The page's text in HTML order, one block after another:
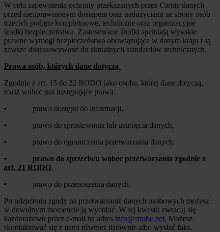
W celu zapewnienia ochrony przekazanych przez Ciebie danych
przed nieuprawnionym dostępem oraz nadużyciami ze strony osób
trzecich podjęto kompleksowe, techniczne oraz organizacyjne
środki bezpieczeństwa. Zastosowane środki spełniają wysokie
prawne wymogi bezpieczeństwa obowiązujące w danym kraju i są
zawsze dostosowywane do aktualnych standardów technicznych.
Prawa osób, których dane dotyczą
Zgodnie z art. 15 do 22 RODO jako osoba, której dane dotyczą,
masz wobec nas następujące prawa:
• prawo dostępu do informacji,
• prawo do sprostowania lub usunięcia danych,
• prawo do ograniczenia przetwarzania danych,
• prawo do sprzeciwu wobec przetwarzania zgodnie z
art. 21 RODO,
• prawo do przenoszenia danych.
Po udzieleniu zgody na przetwarzanie danych osobowych możesz
w dowolnym momencie ją wycofać. W tej kwestii zwracaj się
każdorazowo przez e-mail na adres info@strube.net. Możesz
skontaktować się z nami również listownie albo wysłać faks.